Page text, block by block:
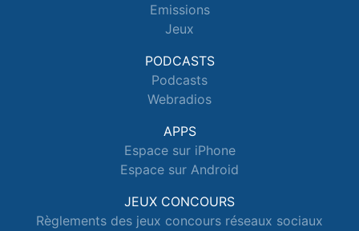
Emissions
Jeux
PODCASTS
Podcasts
Webradios
APPS
Espace sur iPhone
Espace sur Android
JEUX CONCOURS
Règlements des jeux concours réseaux sociaux